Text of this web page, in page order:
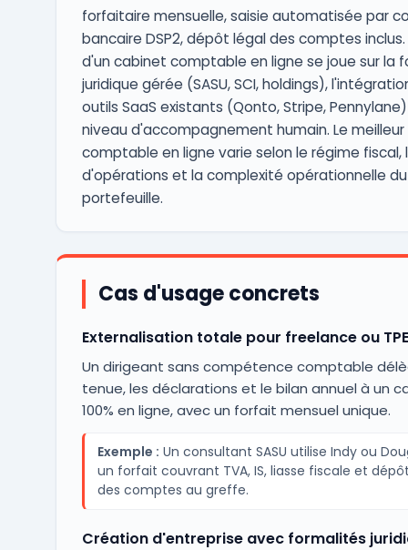
forfaitaire mensuelle, saisie automatisée par
bancaire DSP2, dépôt légal des comptes inclus.
d'un cabinet comptable en ligne se joue sur la
juridique gérée (SASU, SCI, holdings),
outils SaaS existants (Qonto, Stripe,
niveau d'accompagnement humain. Le
comptable en ligne varie selon le régime fiscal,
d'opérations et la complexité opérationnelle du
portefeuille.
Cas d'usage concrets
Externalisation totale pour freelance ou TPE
Un dirigeant sans compétence comptable
tenue, les déclarations et le bilan annuel à un
100% en ligne, avec un forfait mensuel unique.
Exemple : Un consultant SASU utilise Indy ou
un forfait couvrant TVA, IS, liasse fiscale et
des comptes au greffe.
Création d'entreprise avec formalités